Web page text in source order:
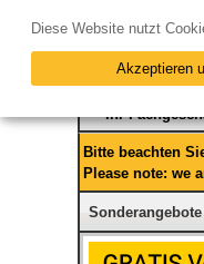
Ihr
Bitte beachten
Please note: we
Diese Website nutzt
Akzeptieren